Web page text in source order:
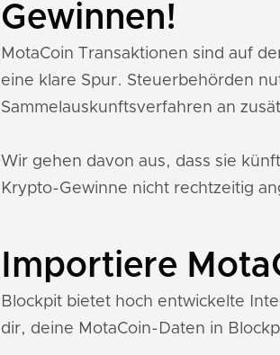
Gewinnen!
MotaCoin Transaktionen sind auf
eine klare Spur. Steuerbehörden
Sammelauskunftsverfahren an
Wir gehen davon aus, dass sie
Krypto-Gewinne nicht rechtzeitig
Importiere
Blockpit bietet hoch entwickelte
dir, deine MotaCoin-Daten in